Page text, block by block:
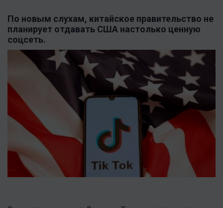
По новым слухам, китайское правительство не
планирует отдавать США настолько ценную
соцсеть.